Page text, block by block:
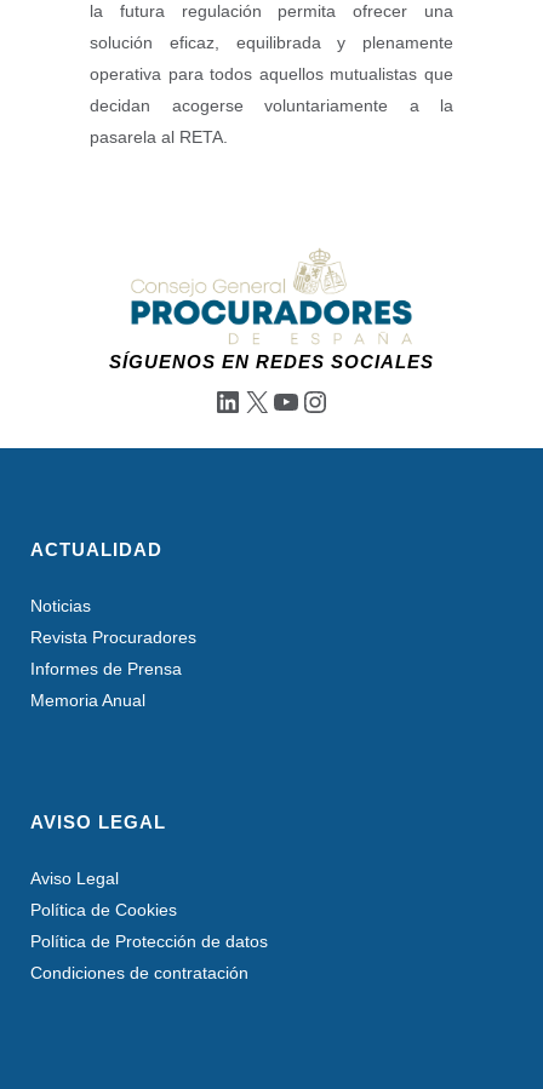
la futura regulación permita ofrecer una
solución eficaz, equilibrada y plenamente
operativa para todos aquellos mutualistas que
decidan acogerse voluntariamente a la
pasarela al RETA.
SÍGUENOS EN REDES SOCIALES
LinkedIn
X YouTube
Instagram
ACTUALIDAD
Noticias
Revista Procuradores
Informes de Prensa
Memoria Anual
AVISO LEGAL
Aviso Legal
Política de Cookies
Política de Protección de datos
Condiciones de contratación